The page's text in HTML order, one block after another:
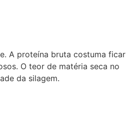
A proteína bruta costuma ficar
O teor de matéria seca no
da silagem.